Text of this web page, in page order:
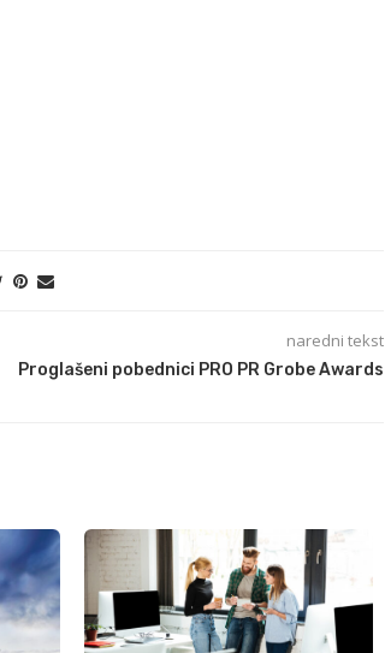
naredni tekst
Proglašeni pobednici PRO PR Grobe Awards